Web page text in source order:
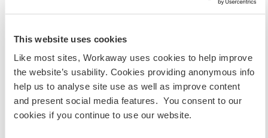
This website uses cookies
Like most sites, Workaway uses cookies to help improve
the website’s usability. Cookies providing anonymous info
help us to analyse site use as well as improve content
and present social media features. You consent to our
cookies if you continue to use our website.
Puede acoger a nómadas
digitales
Este anfitrión ha indicado que le encanta acoger
a nómadas digitales.
Australia
Si no eres ciudadano australiano ni neozelandés y
quieres ir a esos países para trabajar, hacer tareas de
voluntariado o estudiar, NECESITARÁS EL VISADO
ADECUADO. Si quieres más información, ponte en
contacto con la embajada de tu país ANTES de viajar.